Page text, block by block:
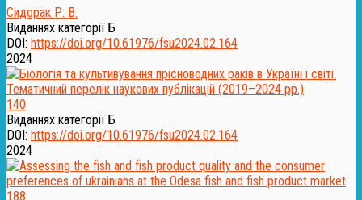
Сидорак Р. В.
Виданнях категорії Б
DOI: https://doi.org/10.61976/fsu2024.02.164
2024
140
Виданнях категорії Б
DOI: https://doi.org/10.61976/fsu2024.02.164
2024
188